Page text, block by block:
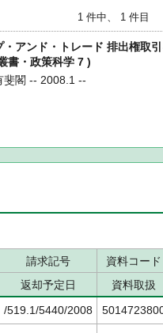
1 件中、 1 件目
アンド・トレード 排出権取
書・政策科学 7 )
斐閣 -- 2008.1 --
請求記号 資料コード
返却予定日 資料取扱
/519.1/5440/2008